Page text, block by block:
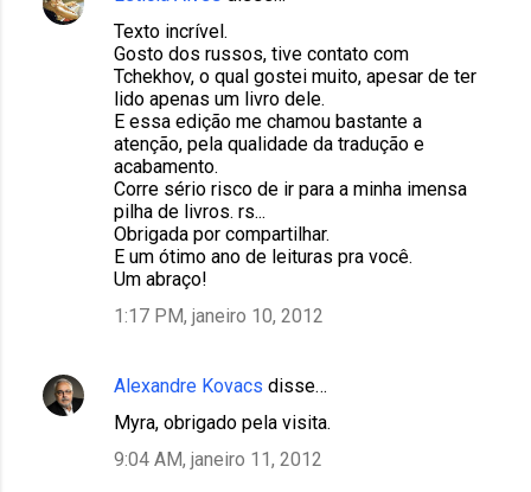
Texto incrível.
Gosto dos russos, tive contato com
Tchekhov, o qual gostei muito, apesar de ter
lido apenas um livro dele.
E essa edição me chamou bastante a
atenção, pela qualidade da tradução e
acabamento.
Corre sério risco de ir para a minha imensa
pilha de livros. rs...
Obrigada por compartilhar.
E um ótimo ano de leituras pra você.
Um abraço!
1:17 PM, janeiro 10, 2012
Alexandre Kovacs disse…
Myra, obrigado pela visita.
9:04 AM, janeiro 11, 2012